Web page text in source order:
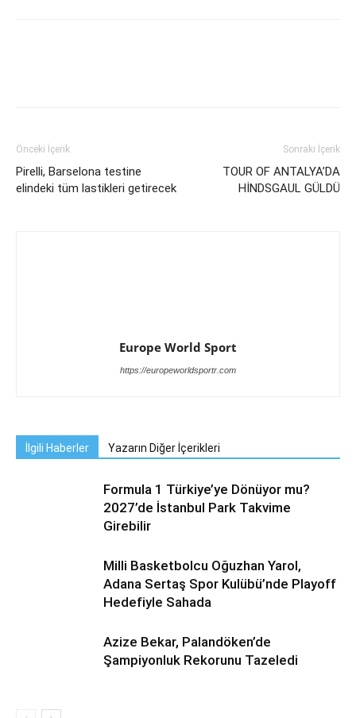
Önceki İçerik
Pirelli, Barselona testine
elindeki tüm lastikleri getirecek
Sonraki İçerik
TOUR OF ANTALYA’DA
HİNDSGAUL GÜLDÜ
Europe World Sport
https://europeworldsportr.com
İlgili Haberler Yazarın Diğer İçerikleri
Formula 1 Türkiye’ye Dönüyor mu?
2027’de İstanbul Park Takvime
Girebilir
Milli Basketbolcu Oğuzhan Yarol,
Adana Sertaş Spor Kulübü’nde Playoff
Hedefiyle Sahada
Azize Bekar, Palandöken’de
Şampiyonluk Rekorunu Tazeledi